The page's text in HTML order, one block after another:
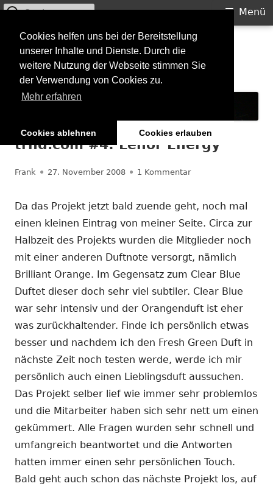
Cookies helfen uns bei der Bereitstellung
unserer Inhalte und Dienste. Durch die
weitere Nutzung der Webseite stimmen Sie
der Verwendung von Cookies zu.
Mehr erfahren
Cookies ablehnen Cookies erlauben
Springe
Inhalt
Starkilla
Konzertberichte und mehr
Primäres
Menü
Menü
Suchen
trnd.com #4: Lenor Energy
Autor
Frank Veröffentlicht
27. November 2008 1 Kommentarzu trnd.com #4:
Da das Projekt jetzt bald zuende geht, noch mal
einen kleinen Eintrag von meiner Seite. Circa zur
Halbzeit des Projekts wurden die Mitglieder noch
mit einer anderen Duftnote versorgt, nämlich
Brilliant Orange. Im Gegensatz zum Clear Blue
Duftet dieser doch sehr viel subtiler. Clear Blue
war sehr intensiv und der Orangenduft ist eher
was zurückhaltender. Finde ich persönlich etwas
besser und nachdem ich den Fresh Green Duft in
nächste Zeit noch testen werde, werde ich mir
persönlich auch einen Lieblingsduft aussuchen.
Das Projekt selber lief wie immer sehr problemlos
und die Mitarbeiter haben sich sehr nett um einen
gekümmert. Alle Fragen wurden sehr schnell und
umfangreich beantwortet und die Antworten
hatten immer einen sehr persönlichen Touch.
Bald geht auch schon das nächste Projekt los, auf